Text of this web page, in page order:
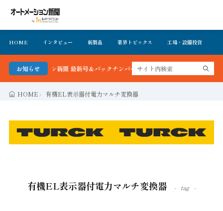
HOME インタビュー 新製品 業界トピックス 工場・設備投資
お知らせ
ーション新聞 最新号＆バックナンバーを無料で公開中 詳細はこちら
HOME 有機EL表示器付電力マルチ変換器
有機EL表示器付電力マルチ変換器 tag